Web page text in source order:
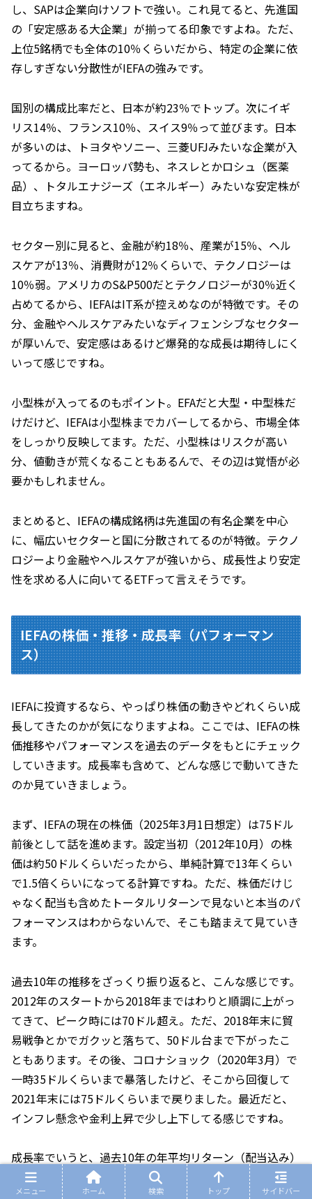
し、SAPは企業向けソフトで強い。これ見てると、先進国
の「安定感ある大企業」が揃ってる印象ですよね。ただ、
上位5銘柄でも全体の10％くらいだから、特定の企業に依
存しすぎない分散性がIEFAの強みです。
国別の構成比率だと、日本が約23％でトップ。次にイギ
リス14％、フランス10％、スイス9％って並びます。日本
が多いのは、トヨタやソニー、三菱UFJみたいな企業が入
ってるから。ヨーロッパ勢も、ネスレとかロシュ（医薬
品）、トタルエナジーズ（エネルギー）みたいな安定株が
目立ちますね。
セクター別に見ると、金融が約18％、産業が15％、ヘル
スケアが13％、消費財が12％くらいで、テクノロジーは
10％弱。アメリカのS&P500だとテクノロジーが30％近く
占めてるから、IEFAはIT系が控えめなのが特徴です。その
分、金融やヘルスケアみたいなディフェンシブなセクター
が厚いんで、安定感はあるけど爆発的な成長は期待しにく
いって感じですね。
小型株が入ってるのもポイント。EFAだと大型・中型株だ
けだけど、IEFAは小型株までカバーしてるから、市場全体
をしっかり反映してます。ただ、小型株はリスクが高い
分、値動きが荒くなることもあるんで、その辺は覚悟が必
要かもしれません。
まとめると、IEFAの構成銘柄は先進国の有名企業を中心
に、幅広いセクターと国に分散されてるのが特徴。テクノ
ロジーより金融やヘルスケアが強いから、成長性より安定
性を求める人に向いてるETFって言えそうです。
IEFAの株価・推移・成長率（パフォーマン
ス）
IEFAに投資するなら、やっぱり株価の動きやどれくらい成
長してきたのかが気になりますよね。ここでは、IEFAの株
価推移やパフォーマンスを過去のデータをもとにチェック
していきます。成長率も含めて、どんな感じで動いてきた
のか見ていきましょう。
まず、IEFAの現在の株価（2025年3月1日想定）は75ドル
前後として話を進めます。設定当初（2012年10月）の株
価は約50ドルくらいだったから、単純計算で13年くらい
で1.5倍くらいになってる計算ですね。ただ、株価だけじ
ゃなく配当も含めたトータルリターンで見ないと本当のパ
フォーマンスはわからないんで、そこも踏まえて見ていき
ます。
過去10年の推移をざっくり振り返ると、こんな感じです。
2012年のスタートから2018年まではわりと順調に上がっ
てきて、ピーク時には70ドル超え。ただ、2018年末に貿
易戦争とかでガクッと落ちて、50ドル台まで下がったこ
ともあります。その後、コロナショック（2020年3月）で
一時35ドルくらいまで暴落したけど、そこから回復して
2021年末には75ドルくらいまで戻りました。最近だと、
インフレ懸念や金利上昇で少し上下してる感じですね。
成長率でいうと、過去10年の年平均リターン（配当込み）
は約5.46％。たとえば、1万ドル投資してたら10年で約1.7
メニュー ホーム 検索 トップ サイドバー